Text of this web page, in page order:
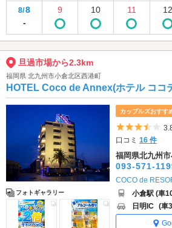
8/8
-
9 10 11 12
旦過市場から2.3km
福岡県 北九州市小倉北区西港町
HOTEL Coco de Annex(ホテル ココ
フォトギャラリー
カップルズおすす
5
口コミ16 件
福岡県北九州
093-571-
COCO de
小倉駅 (車
日明IC (車